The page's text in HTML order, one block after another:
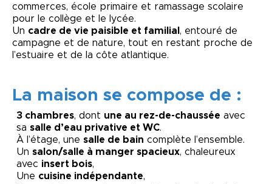
commerces, école primaire et ramassage scolaire
pour le collège et le lycée.
Un cadre de vie paisible et familial , entouré de
campagne et de nature, tout en restant proche de
l’estuaire et de la côte atlantique.
La maison se compose de :
3 chambres, dont une au rez-de-chaussée avec
sa salle d’eau privative et WC.
À l’étage, une salle de bain complète l’ensemble.
Un salon/salle à manger spacieux, chaleureux
avec insert bois,
Une cuisine indépendante,